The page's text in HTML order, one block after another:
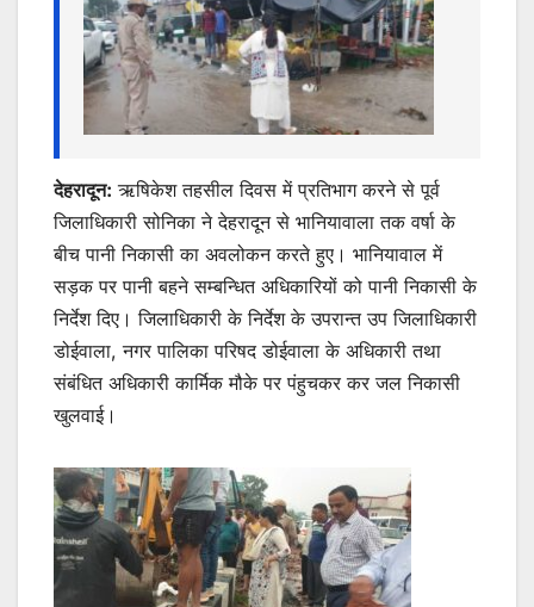
k
er
देहरादून: ऋषिकेश तहसील दिवस में प्रतिभाग करने से पूर्व
जिलाधिकारी सोनिका ने देहरादून से भानियावाला तक वर्षा के
बीच पानी निकासी का अवलोकन करते हुए। भानियावाल में
सड़क पर पानी बहने सम्बन्धित अधिकारियों को पानी निकासी के
निर्देश दिए। जिलाधिकारी के निर्देश के उपरान्त उप जिलाधिकारी
डोईवाला, नगर पालिका परिषद डोईवाला के अधिकारी तथा
संबंधित अधिकारी कार्मिक मौके पर पंहुचकर कर जल निकासी
खुलवाई।